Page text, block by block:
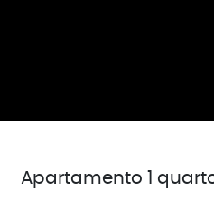
Apartamento 1